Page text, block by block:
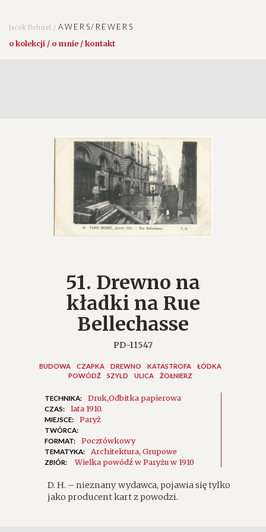
Jacek Dehnel /AWERS/REWERS
o kolekcji / o mnie / kontakt
51. Drewno na
kładki na Rue
Bellechasse
PD-11547
BUDOWA CZAPKA DREWNO KATASTROFA
ŁÓDKA
POWÓDŹ
SZYLD ULICA ŻOŁNIERZ
TECHNIKA: DrukOdbitka papierowa
CZAS: lata 1910.
MIEJSCE: Paryż
TWÓRCA:
FORMAT:
Pocztówkowy
TEMATYKA: Architektura Grupowe
ZBIÓR: Wielka powódź w Paryżu w 1910
D. H. – nieznany wydawca, pojawia się tylko
jako producent kart z powodzi.